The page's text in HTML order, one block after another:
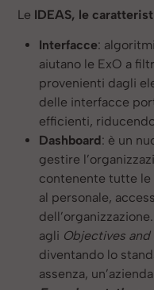
Le IDEAS, le
Interfacce:
aiutano le ExO a
provenienti dagli
delle interfacce
efficienti,
Dashboard: è un
gestire
contenente tutte le
al personale,
agli Objectives and
diventando lo
assenza,